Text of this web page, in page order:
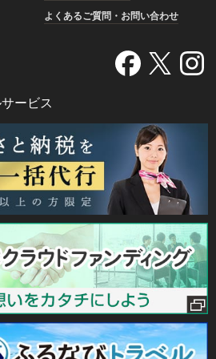
よくあるご質問・お問い合わせ
ービス